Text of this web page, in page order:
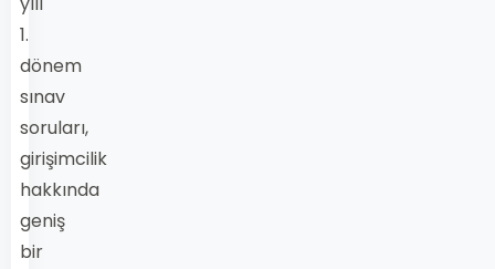
1.
dönem
sınav
soruları,
girişimcilik
hakkında
geniş
bir